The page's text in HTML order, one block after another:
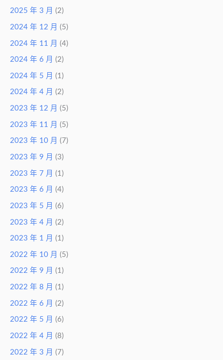
2025 年 3 月 (2)
2024 年 12 月 (5)
2024 年 11 月 (4)
2024 年 6 月 (2)
2024 年 5 月 (1)
2024 年 4 月 (2)
2023 年 12 月 (5)
2023 年 11 月 (5)
2023 年 10 月 (7)
2023 年 9 月 (3)
2023 年 7 月 (1)
2023 年 6 月 (4)
2023 年 5 月 (6)
2023 年 4 月 (2)
2023 年 1 月 (1)
2022 年 10 月 (5)
2022 年 9 月 (1)
2022 年 8 月 (1)
2022 年 6 月 (2)
2022 年 5 月 (6)
2022 年 4 月 (8)
2022 年 3 月 (7)